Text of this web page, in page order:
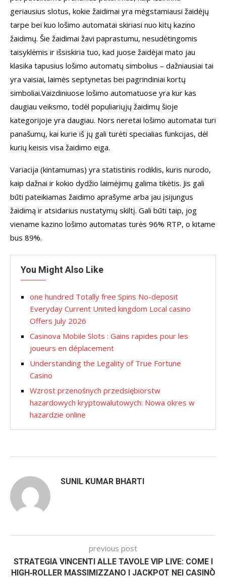
geriausius slotus, kokie žaidimai yra mėgstamiausi žaidėjų
tarpe bei kuo lošimo automatai skiriasi nuo kitų kazino
žaidimų. Šie žaidimai žavi paprastumu, nesudėtingomis
taisyklėmis ir išsiskiria tuo, kad juose žaidėjai mato jau
klasika tapusius lošimo automatų simbolius – dažniausiai tai
yra vaisiai, laimės septynetas bei pagrindiniai kortų
simboliai.Vaizdiniuose lošimo automatuose yra kur kas
daugiau veiksmo, todėl populiariųjų žaidimų šioje
kategorijoje yra daugiau. Nors neretai lošimo automatai turi
panašumų, kai kurie iš jų gali turėti specialias funkcijas, dėl
kurių keisis visa žaidimo eiga.
Variacija (kintamumas) yra statistinis rodiklis, kuris nurodo,
kaip dažnai ir kokio dydžio laimėjimų galima tikėtis. Jis gali
būti pateikiamas žaidimo aprašyme arba jau įsijungus
žaidimą ir atsidarius nustatymų skiltį. Gali būti taip, jog
viename kazino lošimo automatas turės 96% RTP, o kitame
bus 89%.
You Might Also Like
one hundred Totally free Spins No-deposit
Everyday Current United kingdom Local casino
Offers July 2026
Casinova Mobile Slots : Gains rapides pour les
joueurs en déplacement
Understanding the Legality of True Fortune
Casino
Wzrost przenośnych przedsiębiorstw
hazardowych kryptowalutowych: Nowa okres w
hazardzie online
SUNIL KUMAR BHARTI
previous post
STRATEGIA VINCENTI ALLE TAVOLE VIP LIVE: COME I
HIGH‑ROLLER MASSIMIZZANO I JACKPOT NEI CASINÒ